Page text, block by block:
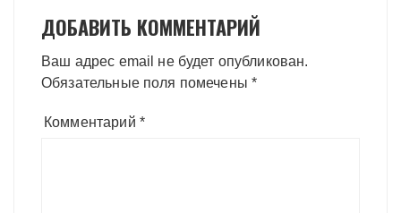
ДОБАВИТЬ КОММЕНТАРИЙ
Ваш адрес email не будет опубликован.
Обязательные поля помечены*
Комментарий *